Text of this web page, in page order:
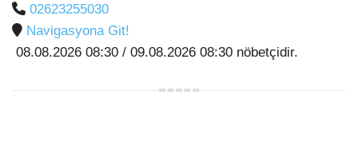
02623255030
Navigasyona Git!
08.08.2026 08:30 / 09.08.2026 08:30 nöbetçidir.